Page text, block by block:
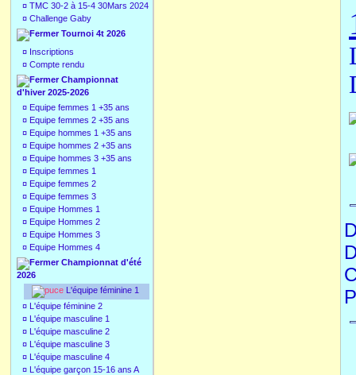
¤ TMC 30-2 à 15-4 30Mars 2024
¤ Challenge Gaby
Tournoi 4t 2026
¤ Inscriptions
¤ Compte rendu
Championnat
d'hiver 2025-2026
¤ Equipe femmes 1 +35 ans
¤ Equipe femmes 2 +35 ans
¤ Equipe hommes 1 +35 ans
¤ Equipe hommes 2 +35 ans
¤ Equipe hommes 3 +35 ans
¤ Equipe femmes 1
¤ Equipe femmes 2
¤ Equipe femmes 3
¤ Equipe Hommes 1
¤ Equipe Hommes 2
¤ Equipe Hommes 3
¤ Equipe Hommes 4
Championnat d'été
2026
L'équipe féminine 1
¤ L'équipe féminine 2
¤ L'équipe masculine 1
¤ L'équipe masculine 2
¤ L'équipe masculine 3
¤ L'équipe masculine 4
¤ L'équipe garçon 15-16 ans A